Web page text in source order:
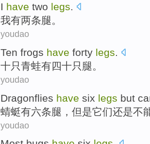
I have two legs.
我有两条腿。
youdao
Ten frogs have forty legs.
十只青蛙有四十只腿。
youdao
Dragonflies have six legs but
蜻蜓有六条腿 ， 但是它们还是不
youdao